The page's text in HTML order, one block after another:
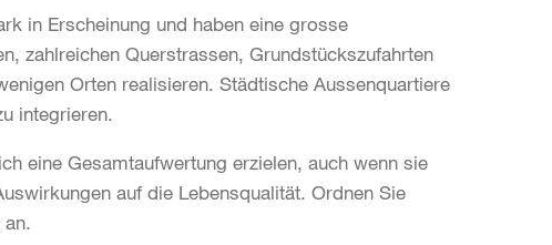
in Erscheinung und haben eine grosse
zahlreichen Querstrassen, Grundstückszufahrten
Orten realisieren. Städtische Aussenquartiere
integrieren.
eine Gesamtaufwertung erzielen, auch wenn sie
auf die Lebensqualität. Ordnen Sie